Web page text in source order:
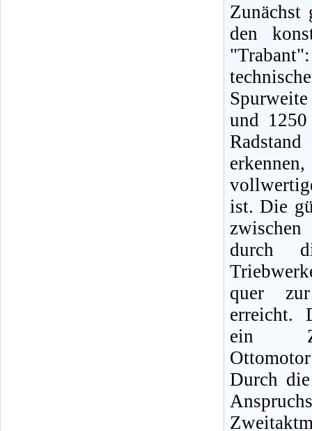
Zunächst
den
und
ist. Die
durch
quer zur
erreicht.
ein
Durch